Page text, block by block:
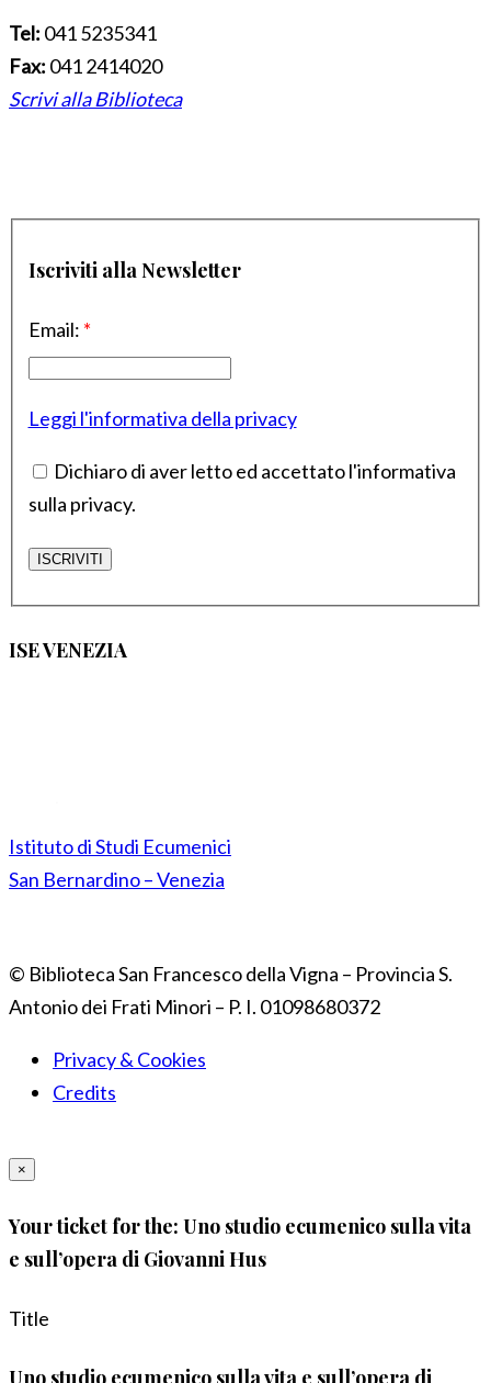
Tel: 041 5235341
Fax: 041 2414020
Scrivi alla Biblioteca
Iscriviti alla Newsletter
Email: *
Leggi l'informativa della privacy
Dichiaro di aver letto ed accettato l'informativa
sulla privacy.
ISE VENEZIA
Istituto di Studi Ecumenici
San Bernardino – Venezia
© Biblioteca San Francesco della Vigna – Provincia S.
Antonio dei Frati Minori – P. I. 01098680372
Privacy & Cookies
Credits
×
Your ticket for the: Uno studio ecumenico sulla vita
e sull’opera di Giovanni Hus
Title
Uno studio ecumenico sulla vita e sull’opera di